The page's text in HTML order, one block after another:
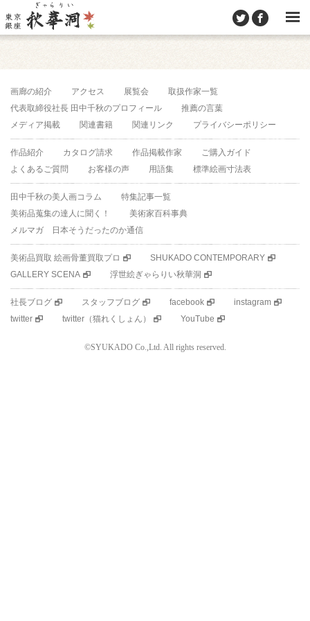
画廊の紹介 アクセス 展覧会
取扱作家一覧
代表取締役社長 田中千秋のプロフィール
推薦の言葉
メディア掲載
関連書籍 関連リンク プライバシーポリシー
作品紹介 カタログ請求 作品掲載作家
ご購入ガイド
よくあるご質問
お客様の声 用語集 標準絵画寸法表
田中千秋の美人画コラム
特集記事一覧
美術品蒐集の達人に聞く！
美術家百科事典
メルマガ 日本そうだったのか通信
美術品買取 絵画骨董買取プロ
SHUKADO CONTEMPORARY
GALLERY SCENA
浮世絵ぎゃらりい秋華洞
社長ブログ スタッフブログ facebook
instagram
twitter
twitter（猫れくしょん） YouTube
©SYUKADO Co.,Ltd. All rights reserved.